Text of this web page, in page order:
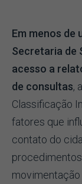
Em menos de
Secretaria de
acesso a
de consultas,
Classificação
fatores que
contato do